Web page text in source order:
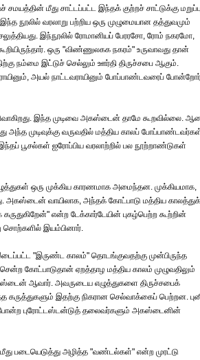
மீது சாட்டப்பட்ட இந்தக் குற்றச் சாட்டுக்கு
நூலில் வரலாறு பற்றிய ஒரு முழுமையான தத்துவமும்
இந்நூலில் ரோமானியப் பேரரசோ, ரோம் நகரமோ,
ஒரு "விண்ணுலகக நகரம்" உருவாவது தான்
நம்மை இட்டுச் செல்லும் ஊர்தி திருச்சபை ஆகும்.
அயல் நாட்டவராயினும் போப்பாண்டவரைப்
இந்த முடிவை அகஸ்டைன் தாமே கூறவில்லை.
முடிவுக்கு வருவதில் மத்திய காலப்
பூசல்கள் ஐரோப்பிய வரலாற்றில் பல நூற்றாண்டுகள்
ஒரு முக்கிய காரணமாக அமைந்தன. முக்கியமாக,
அகஸ்டைன் வாயிலாக, அந்தக் கோட்பாடு மத்திய காலத்துக்
என்ற டேக்கார்டேயின் புகழ்பெற்ற கூற்றின்
சொற்களில் இயம்பினார்.
இடைப்பட்ட "இருண்ட காலம்" தொடங்குவதற்கு முன்பிருந்த
கோட்பாடுதான் ஏறத்தாழ மத்திய காலம் முழுவதிலும்
ஆவார். அவருடைய எழுத்துகளை திருச்சபைக்
கருத்துகளும் இதற்கு நிகரான செல்வாக்கைப் பெற்றன.
புரோட்டஸ்டன்டுத் தலைவர்களும் அகஸ்டைனின்
படையெடுத்து அழித்த "வண்டல்கள்" என்ற முரட்டு